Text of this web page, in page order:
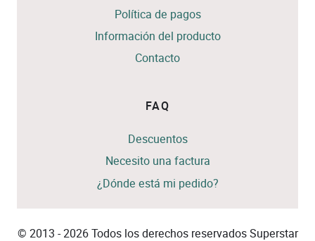
Política de pagos
Información del producto
Contacto
FAQ
Descuentos
Necesito una factura
¿Dónde está mi pedido?
© 2013 - 2026 Todos los derechos reservados Superstar